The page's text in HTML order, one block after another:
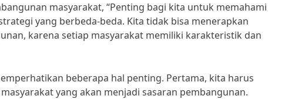
masyarakat, “Penting bagi kita untuk memahami
yang berbeda-beda. Kita tidak bisa menerapkan
karena setiap masyarakat memiliki karakteristik dan
beberapa hal penting. Pertama, kita harus
yang akan menjadi sasaran pembangunan.